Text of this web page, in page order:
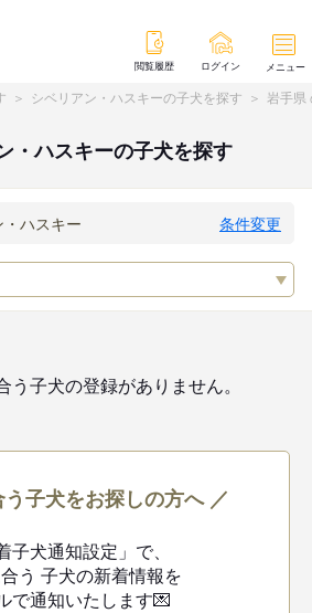
閲覧履歴 ログイン メニュー
シベリアン・ハスキーの子犬を探す 岩手県
・ハスキーの子犬を探す
条件変更
う子犬の登録がありません。
子犬をお探しの方へ ／
子犬通知設定」で、
う 子犬の新着情報を
で通知いたします💌